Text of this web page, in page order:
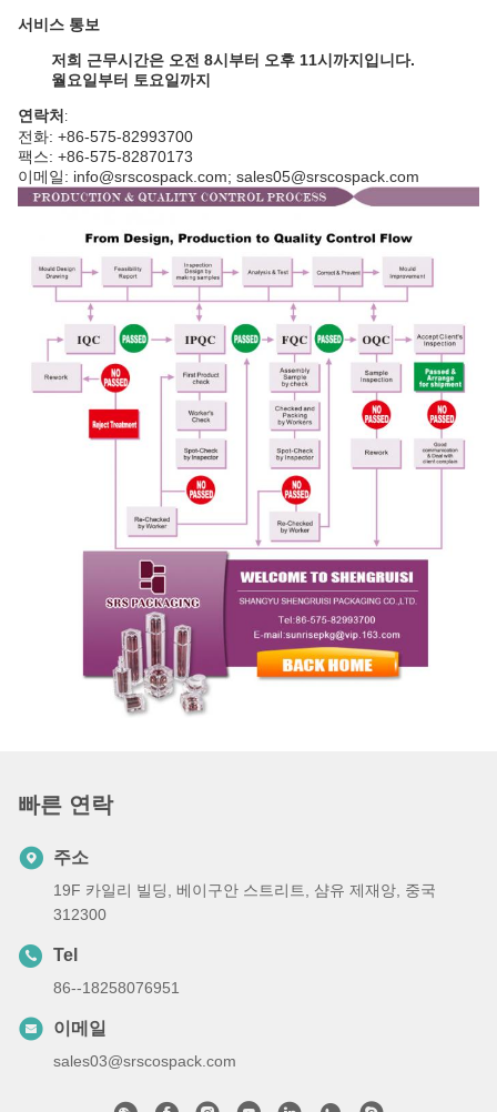
서비스 통보
저희 근무시간은 오전 8시부터 오후 11시까지입니다.
월요일부터 토요일까지
연락처 :
전화: +86-575-82993700
팩스: +86-575-82870173
이메일: info@srscospack.com; sales05@srscospack.com
빠른 연락
주소
19F 카일리 빌딩, 베이구안 스트리트, 샴유 제재앙, 중국
312300
Tel
86--18258076951
이메일
sales03@srscospack.com